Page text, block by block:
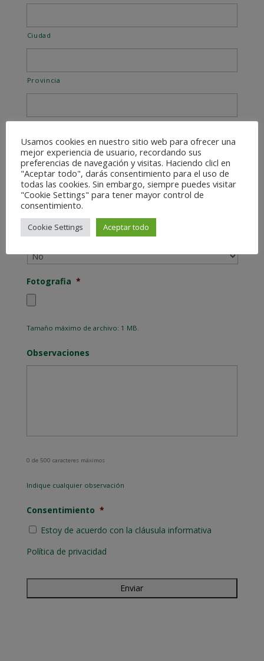
Ciudad
Provincia
País
PUESTO DE TRABAJO *
Carnet de conducir *
Fotografia *
Tamaño máximo de archivo: 1 MB.
Observaciones
0 de 500 caracteres máximos
Indique cualquier observación
Consentimiento *
Estoy de acuerdo con la cláusula informativa
Política de privacidad
Usamos cookies en nuestro sitio web para ofrecer una
mejor experiencia de usuario, recordando sus
preferencias de navegación y visitas. Haciendo clicl en
"Aceptar todo", darás consentimiento para el uso de
todas las cookies. Sin embargo, siempre puedes visitar
"Cookie Settings" para tener mayor control de
consentimiento.
Cookie Settings Aceptar todo